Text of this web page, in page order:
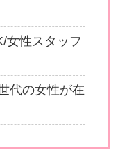
女性スタッフ
代の女性が在